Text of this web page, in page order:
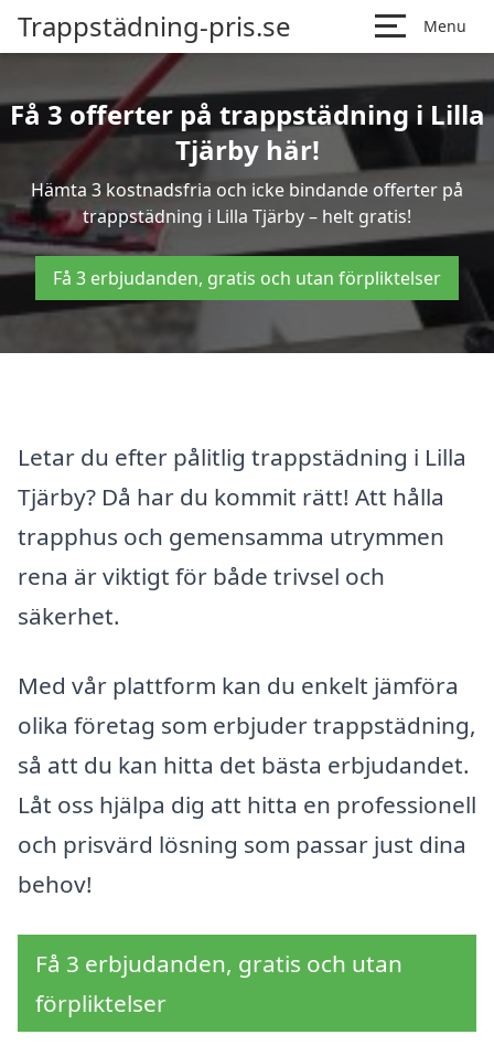
Trappstädning-pris.se Menu
Få 3 offerter på trappstädning i Lilla
Tjärby här!
Hämta 3 kostnadsfria och icke bindande offerter på
trappstädning i Lilla Tjärby – helt gratis!
Få 3 erbjudanden, gratis och utan förpliktelser
Letar du efter pålitlig trappstädning i Lilla
Tjärby? Då har du kommit rätt! Att hålla
trapphus och gemensamma utrymmen
rena är viktigt för både trivsel och
säkerhet.
Med vår plattform kan du enkelt jämföra
olika företag som erbjuder trappstädning,
så att du kan hitta det bästa erbjudandet.
Låt oss hjälpa dig att hitta en professionell
och prisvärd lösning som passar just dina
behov!
Få 3 erbjudanden, gratis och utan
förpliktelser